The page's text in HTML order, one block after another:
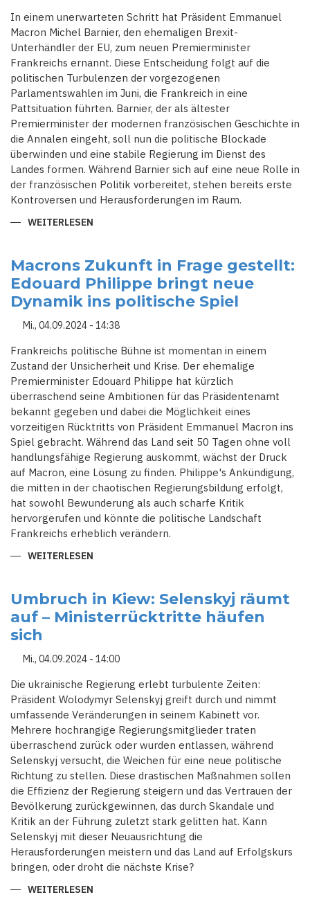
In einem unerwarteten Schritt hat Präsident Emmanuel
Macron Michel Barnier, den ehemaligen Brexit-
Unterhändler der EU, zum neuen Premierminister
Frankreichs ernannt. Diese Entscheidung folgt auf die
politischen Turbulenzen der vorgezogenen
Parlamentswahlen im Juni, die Frankreich in eine
Pattsituation führten. Barnier, der als ältester
Premierminister der modernen französischen Geschichte in
die Annalen eingeht, soll nun die politische Blockade
überwinden und eine stabile Regierung im Dienst des
Landes formen. Während Barnier sich auf eine neue Rolle in
der französischen Politik vorbereitet, stehen bereits erste
Kontroversen und Herausforderungen im Raum.
WEITERLESEN
EMMANUEL
MACRON
ERNENNT
MICHEL
BARNIER
ZUM
PREMIERMINISTER
Macrons Zukunft in Frage gestellt:
Edouard Philippe bringt neue
Dynamik ins politische Spiel
Mi., 04.09.2024 - 14:38
Frankreichs politische Bühne ist momentan in einem
Zustand der Unsicherheit und Krise. Der ehemalige
Premierminister Edouard Philippe hat kürzlich
überraschend seine Ambitionen für das Präsidentenamt
bekannt gegeben und dabei die Möglichkeit eines
vorzeitigen Rücktritts von Präsident Emmanuel Macron ins
Spiel gebracht. Während das Land seit 50 Tagen ohne voll
handlungsfähige Regierung auskommt, wächst der Druck
auf Macron, eine Lösung zu finden. Philippe's Ankündigung,
die mitten in der chaotischen Regierungsbildung erfolgt,
hat sowohl Bewunderung als auch scharfe Kritik
hervorgerufen und könnte die politische Landschaft
Frankreichs erheblich verändern.
WEITERLESEN
FRAGE
GESTELLT:
EDOUARD
PHILIPPE
DYNAMIK
INS
SPIEL
Umbruch in Kiew: Selenskyj räumt
auf – Ministerrücktritte häufen
sich
Mi., 04.09.2024 - 14:00
Die ukrainische Regierung erlebt turbulente Zeiten:
Präsident Wolodymyr Selenskyj greift durch und nimmt
umfassende Veränderungen in seinem Kabinett vor.
Mehrere hochrangige Regierungsmitglieder traten
überraschend zurück oder wurden entlassen, während
Selenskyj versucht, die Weichen für eine neue politische
Richtung zu stellen. Diese drastischen Maßnahmen sollen
die Effizienz der Regierung steigern und das Vertrauen der
Bevölkerung zurückgewinnen, das durch Skandale und
Kritik an der Führung zuletzt stark gelitten hat. Kann
Selenskyj mit dieser Neuausrichtung die
Herausforderungen meistern und das Land auf Erfolgskurs
bringen, oder droht die nächste Krise?
WEITERLESEN